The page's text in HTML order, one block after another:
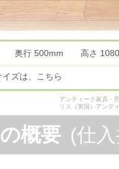
奥行 500mm 高さ
ズは、 こちら
アンティーク家具・
リス（英国）アンテ
概要 (仕